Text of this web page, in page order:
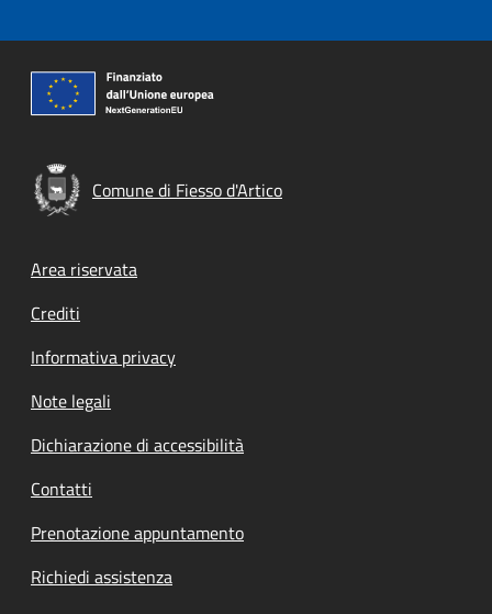
Comune di Fiesso d'Artico
Footer menu
Area riservata
Crediti
Informativa privacy
Note legali
Dichiarazione di accessibilità
Contatti
Prenotazione appuntamento
Richiedi assistenza